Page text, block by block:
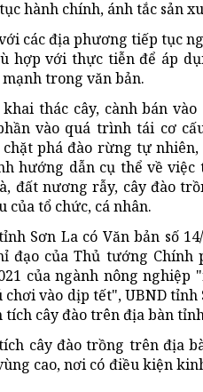
hành chính, ánh tắc sản
các địa phương tiếp tục
hợp với thực tiễn để áp
trong văn bản.
thác cây, cành bán
vào quá trình tái cơ
phá đào rừng tự
hướng dẫn cụ thể về
đất nương rẫy, cây đào
của tổ chức, cá nhân.
Sơn La có Văn bản số
đạo của Thủ tướng Chính
của ngành nông
vào dịp tết", UBND tỉnh
cây đào trên địa bàn
cây đào trồng trên địa
cao, nơi có điều kiện